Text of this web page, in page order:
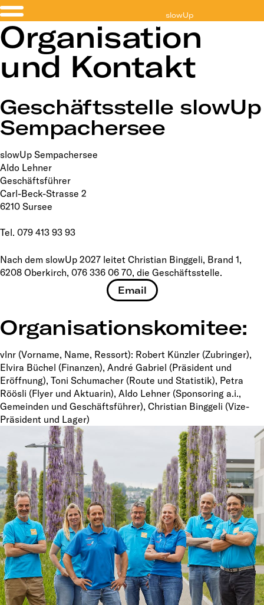
slowUp
Sempachersee
Organisation
und Kontakt
Geschäftsstelle slowUp
Sempachersee
slowUp Sempachersee
Aldo Lehner
Geschäftsführer
Carl-Beck-Strasse 2
6210 Sursee
Tel. 079 413 93 93
Nach dem slowUp 2027 leitet Christian Binggeli, Brand 1,
6208 Oberkirch, 076 336 06 70, die Geschäftsstelle.
Email
Organisationskomitee:
vlnr (Vorname, Name, Ressort): Robert Künzler (Zubringer),
Elvira Büchel (Finanzen), André Gabriel (Präsident und
Eröffnung), Toni Schumacher (Route und Statistik), Petra
Röösli (Flyer und Aktuarin), Aldo Lehner (Sponsoring a.i.,
Gemeinden und Geschäftsführer), Christian Binggeli (Vize-
Präsident und Lager)